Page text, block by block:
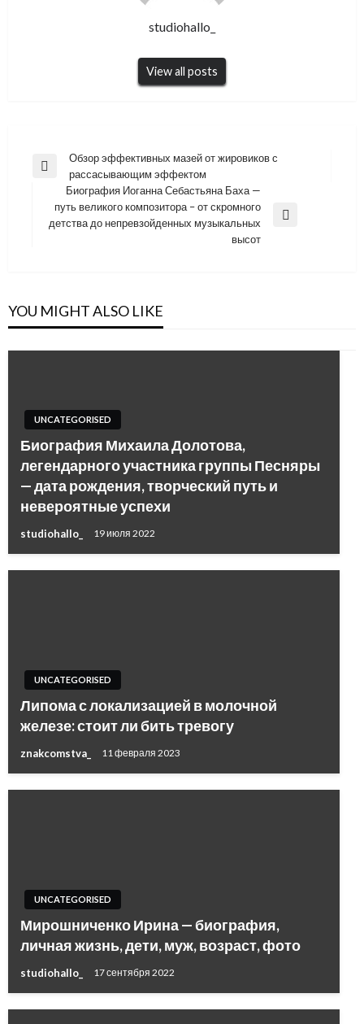
studiohallo_
View all posts
Навигация
записям
Previous
Обзор эффективных мазей от жировиков с
рассасывающим эффектом
Next
Биография Иоганна Себастьяна Баха —
путь великого композитора – от скромного
детства до непревзойденных музыкальных
высот
YOU MIGHT ALSO LIKE
UNCATEGORISED
Биография Михаила Долотова,
легендарного участника группы Песняры
— дата рождения, творческий путь и
невероятные успехи
studiohallo_ 19 июля 2022
UNCATEGORISED
Липома с локализацией в молочной
железе: стоит ли бить тревогу
znakcomstva_ 11 февраля 2023
UNCATEGORISED
Мирошниченко Ирина — биография,
личная жизнь, дети, муж, возраст, фото
studiohallo_ 17 сентября 2022